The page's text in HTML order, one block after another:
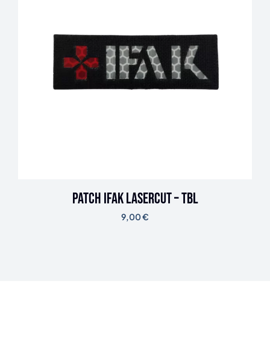
Patch IFAK Lasercut – TBL
9,00€